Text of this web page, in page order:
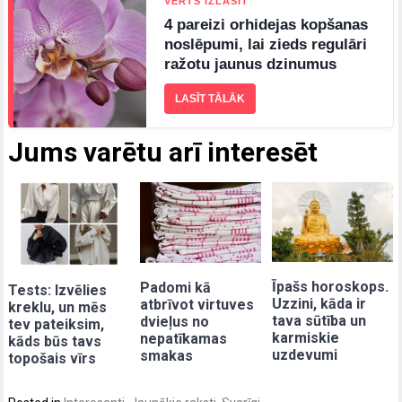
Jums varētu arī interesēt
Tests: Izvēlies
kreklu, un mēs
tev pateiksim,
kāds būs tavs
topošais vīrs
Padomi kā
atbrīvot virtuves
dvieļus no
nepatīkamas
smakas
Īpašs horoskops.
Uzzini, kāda ir
tava sūtība un
karmiskie
uzdevumi
4 pareizi orhidejas kopšanas
noslēpumi, lai zieds regulāri
ražotu jaunus dzinumus
LASĪT TĀLĀK